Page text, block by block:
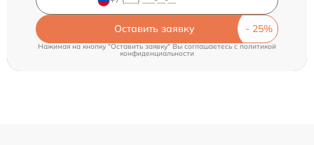
Оставить заявку
Нажимая на кнопку "Оставить заявку" Вы соглашаетесь cполитикой
конфиденциальности